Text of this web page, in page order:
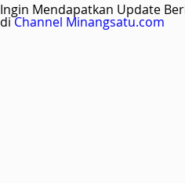
Ingin Mendapatkan Update
diChannel Minangsatu.com